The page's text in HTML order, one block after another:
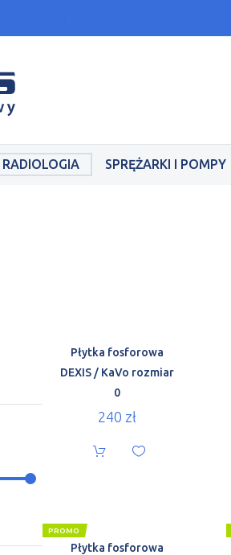
RADIOLOGIA SPRĘŻARKI I POMPY
Płytka fosforowa
DEXIS / KaVo rozmiar
0
240 zł
PROMO
Płytka fosforowa